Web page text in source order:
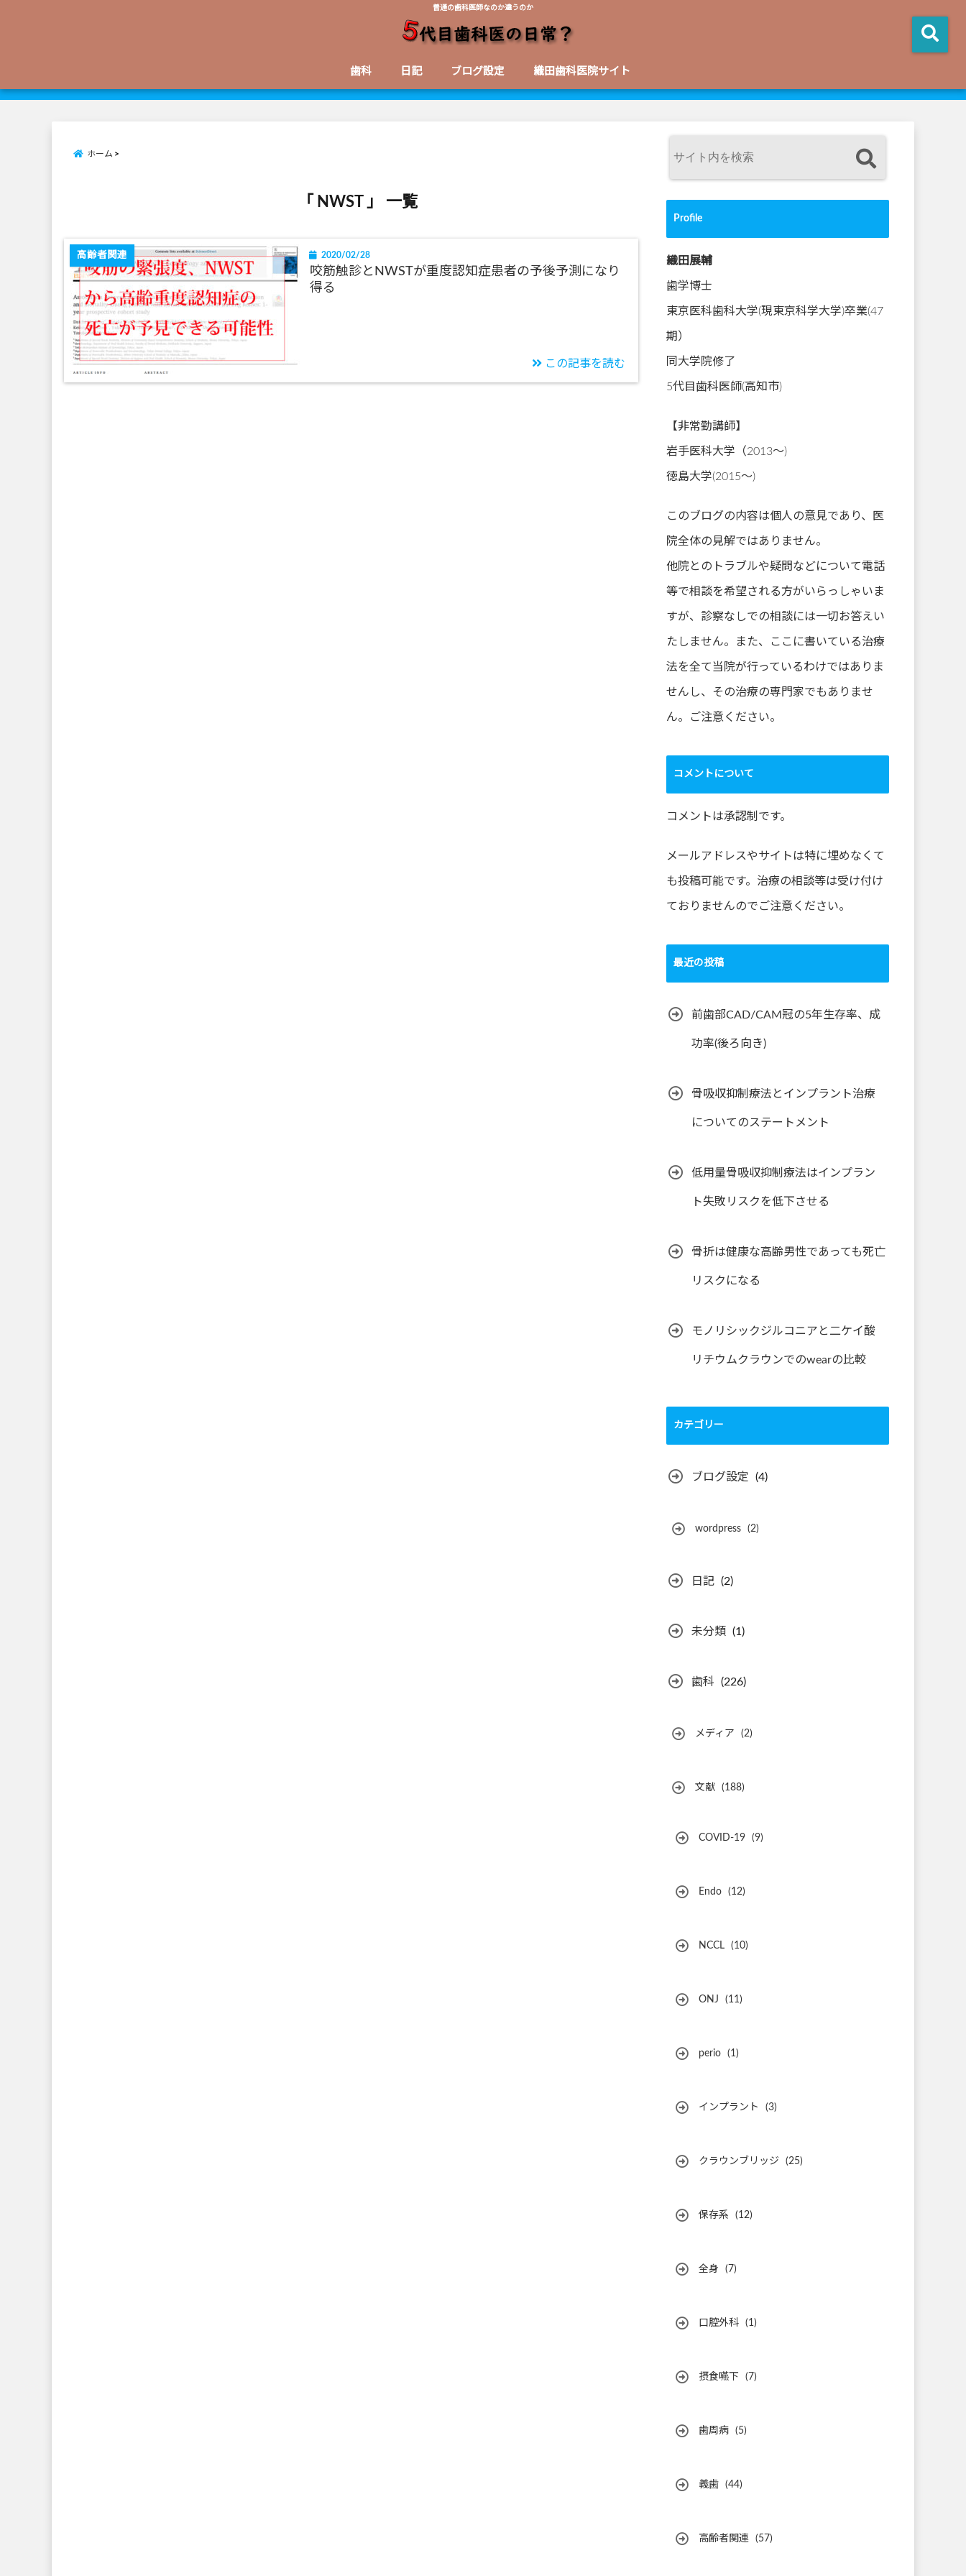
普通の歯科医師なのか違うのか
歯科 日記 ブログ設定 織田歯科医院サイト
ホーム
「 NWST 」 一覧
高齢者関連 2020/02/28
咬筋触診とNWSTが重度認知症患者の予後予測になり
得る
この記事を読む
Profile
織田展輔
歯学博士
東京医科歯科大学(現東京科学大学)卒業(47
期）
同大学院修了
5代目歯科医師(高知市)
【非常勤講師】
岩手医科大学（2013～)
徳島大学(2015～)
このブログの内容は個人の意見であり、医
院全体の見解ではありません。
他院とのトラブルや疑問などについて電話
等で相談を希望される方がいらっしゃいま
すが、診察なしでの相談には一切お答えい
たしません。また、ここに書いている治療
法を全て当院が行っているわけではありま
せんし、その治療の専門家でもありませ
ん。ご注意ください。
コメントについて
コメントは承認制です。
メールアドレスやサイトは特に埋めなくて
も投稿可能です。治療の相談等は受け付け
ておりませんのでご注意ください。
最近の投稿
前歯部CAD/CAM冠の5年生存率、成
功率(後ろ向き)
骨吸収抑制療法とインプラント治療
についてのステートメント
低用量骨吸収抑制療法はインプラン
ト失敗リスクを低下させる
骨折は健康な高齢男性であっても死亡
リスクになる
モノリシックジルコニアと二ケイ酸
リチウムクラウンでのwearの比較
カテゴリー
ブログ設定 (4)
wordpress (2)
日記 (2)
未分類 (1)
歯科 (226)
メディア (2)
文献 (188)
COVID-19 (9)
Endo (12)
NCCL (10)
ONJ (11)
perio (1)
インプラント (3)
クラウンブリッジ (25)
保存系 (12)
全身 (7)
口腔外科 (1)
摂食嚥下 (7)
歯周病 (5)
義歯 (44)
高齢者関連 (57)